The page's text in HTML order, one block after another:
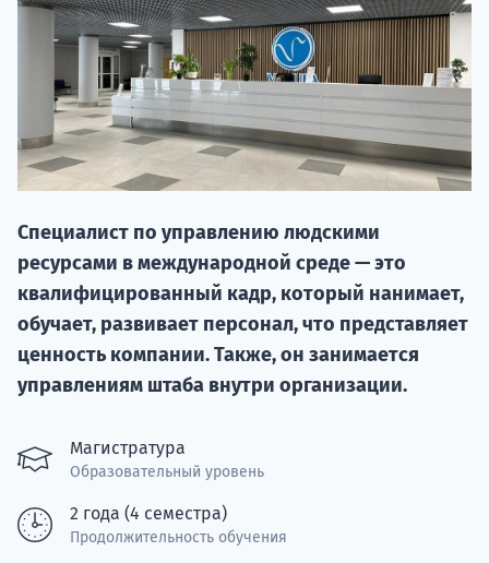
Специалист по управлению людскими
ресурсами в международной среде — это
квалифицированный кадр, который нанимает,
обучает, развивает персонал, что представляет
ценность компании. Также, он занимается
управлениям штаба внутри организации.
Магистратура
Образовательный уровень
2 года (4 семестра)
Продолжительность обучения
20.09